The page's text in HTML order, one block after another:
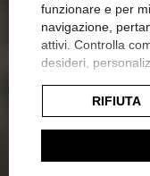
funzionare e per
navigazione,
attivi. Controlla
desideri,
esclusivamente
dell'utente.
Consulta
RIFIUTA